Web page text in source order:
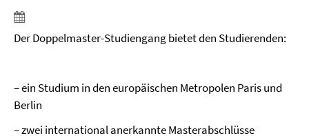
Der Doppelmaster-Studiengang bietet den Studierenden:
– ein Studium in den europäischen Metropolen Paris und
Berlin
– zwei international anerkannte Masterabschlüsse